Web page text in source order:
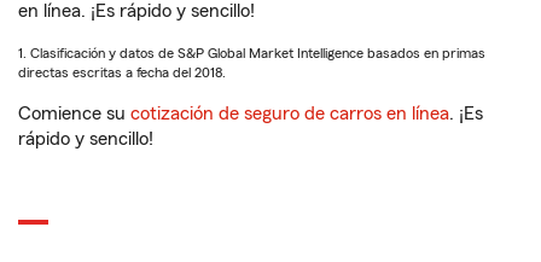
en línea. ¡Es rápido y sencillo!
1. Clasificación y datos de S&P Global Market Intelligence basados en primas
directas escritas a fecha del 2018.
Comience su cotización de seguro de carros en línea. ¡Es
rápido y sencillo!